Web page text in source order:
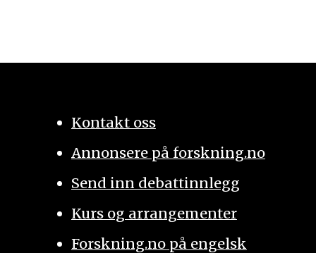
Kontakt oss
Annonsere på forskning.no
Send inn debattinnlegg
Kurs og arrangementer
Forskning.no på engelsk